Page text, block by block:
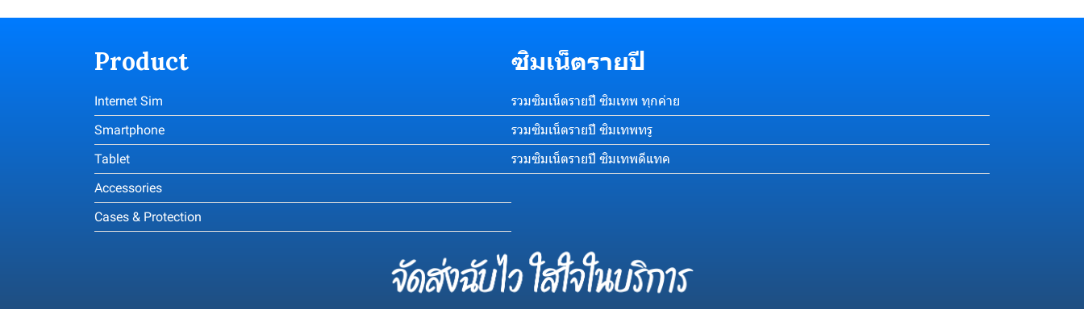
Product
Internet Sim
Smartphone
Tablet
Accessories
Cases & Protection
ซิมเน็ตรายปี
รวมซิมเน็ตรายปี ซิมเทพ ทุกค่าย
รวมซิมเน็ตรายปี ซิมเทพทรู
รวมซิมเน็ตรายปี ซิมเทพดีแทค